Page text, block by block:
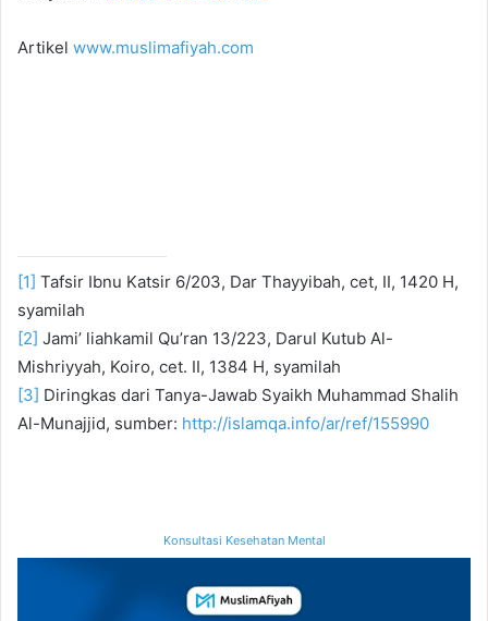
Artikel www.muslimafiyah.com
[1] Tafsir Ibnu Katsir 6/203, Dar Thayyibah, cet, II, 1420 H,
syamilah
[2] Jami’ liahkamil Qu’ran 13/223, Darul Kutub Al-
Mishriyyah, Koiro, cet. II, 1384 H, syamilah
[3] Diringkas dari Tanya-Jawab Syaikh Muhammad Shalih
Al-Munajjid, sumber: http://islamqa.info/ar/ref/155990
Konsultasi Kesehatan Mental